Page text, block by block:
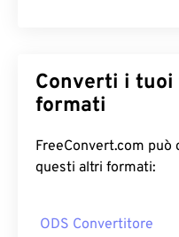
Converti i tuoi file ODS
formati
FreeConvert.com può
questi altri formati:
ODS Convertitore